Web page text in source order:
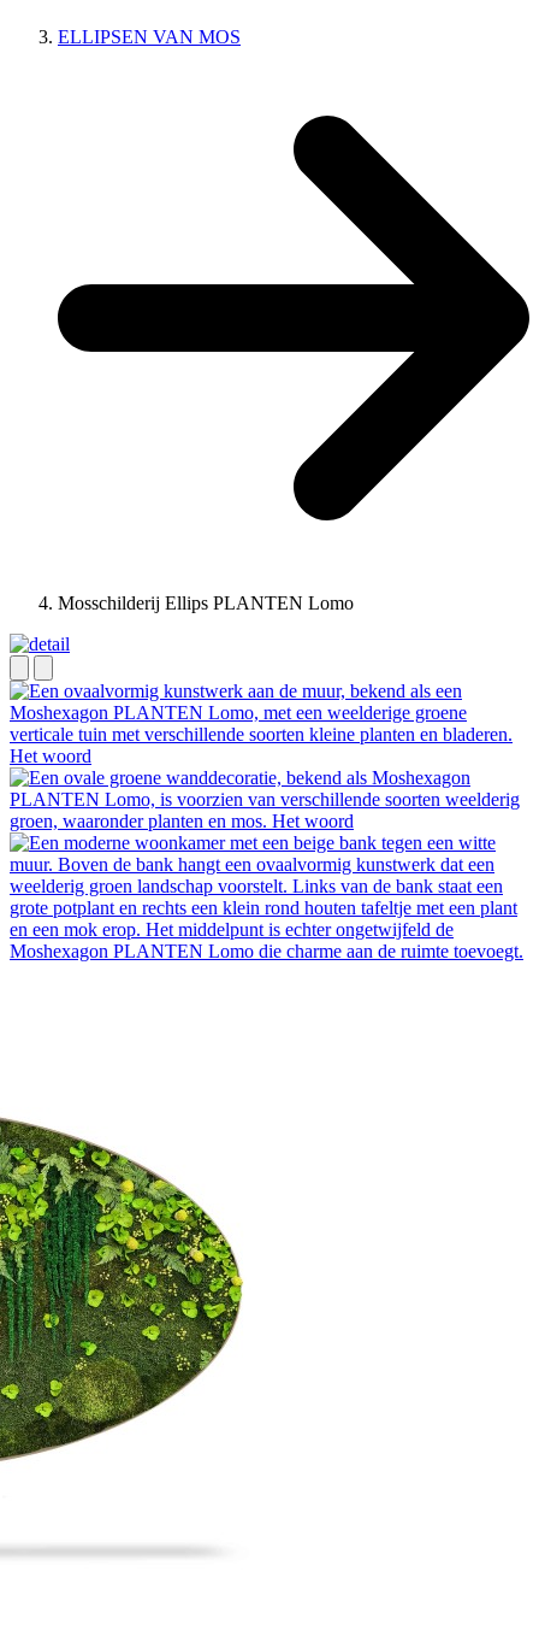
ELLIPSEN VAN MOS
Mosschilderij Ellips PLANTEN Lomo